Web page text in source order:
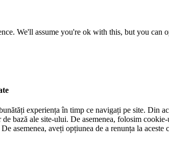
We'll assume you're ok with this, but you can
experiența în timp ce navigați pe site. Din
bază ale site-ului. De asemenea, folosim
asemenea, aveți opțiunea de a renunța la